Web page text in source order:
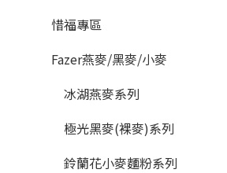
惜福專區
Fazer燕麥/黑麥/小麥
冰湖燕麥系列
極光黑麥(裸麥)系列
鈴蘭花小麥麵粉系列